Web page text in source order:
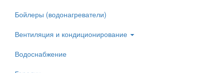
Бойлеры (водонагреватели)
Вентиляция и кондиционирование
Водоснабжение